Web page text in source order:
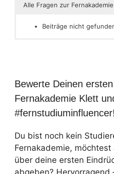
Alle Fragen zur
Beiträge nicht
Bewerte Deinen
Fernakademie Klett
#fernstudiuminfluencer!
Du bist noch kein
Fernakademie,
über deine ersten
abgeben? Hervorragend